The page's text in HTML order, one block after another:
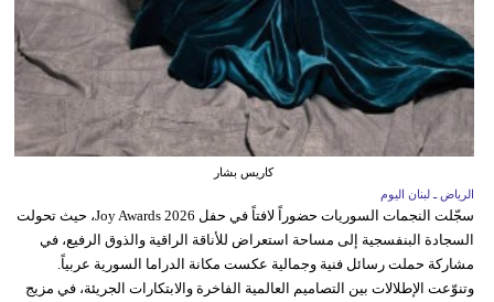
كاريس بشار
الرياض ـ لبنان اليوم
سجّلت النجمات السوريات حضوراً لافتاً في حفل Joy Awards 2026، حيث تحولت
السجادة البنفسجية إلى مساحة استعراض للأناقة الراقية والذوق الرفيع، في
مشاركة حملت رسائل فنية وجمالية عكست مكانة الدراما السورية عربياً.
وتنوّعت الإطلالات بين التصاميم العالمية الفاخرة والابتكارات الجريئة، في مزيج